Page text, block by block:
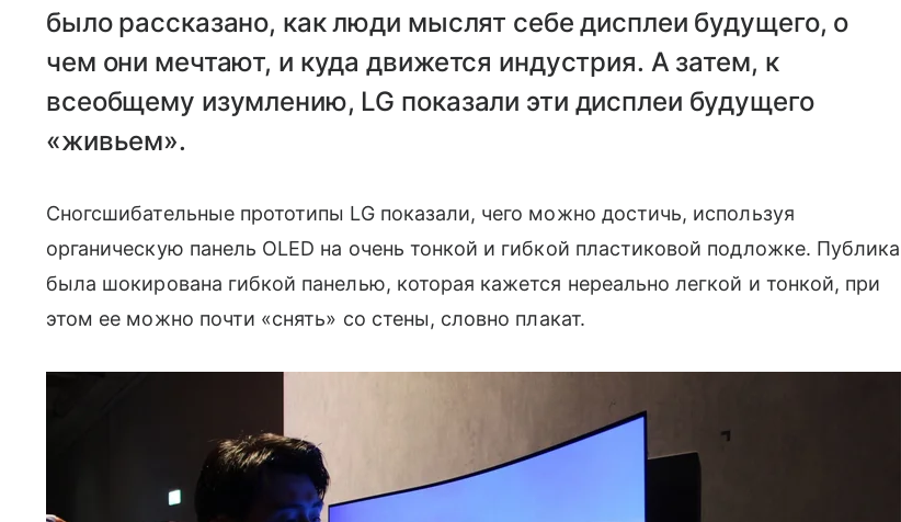
было рассказано, как люди мыслят себе дисплеи будущего, о
чем они мечтают, и куда движется индустрия. А затем, к
всеобщему изумлению, LG показали эти дисплеи будущего
«живьем».
Сногсшибательные прототипы LG показали, чего можно достичь, используя
органическую панель OLED на очень тонкой и гибкой пластиковой подложке. Публика
была шокирована гибкой панелью, которая кажется нереально легкой и тонкой, при
этом ее можно почти «снять» со стены, словно плакат.